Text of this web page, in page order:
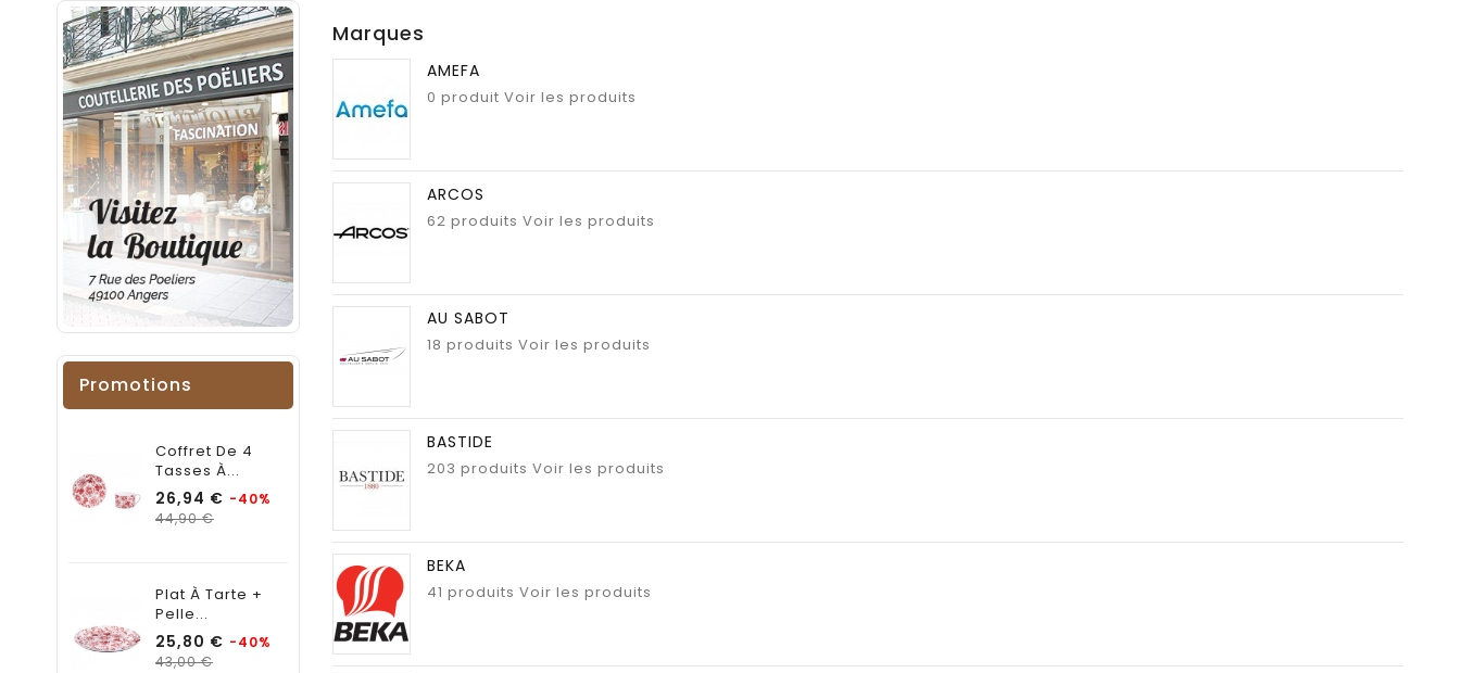
Promotions
Coffret De 4
Tasses À...
26,94 € Prix
-40%
44,90 €Prix
Plat À Tarte +
Pelle...
25,80 € Prix
-40%
43,00 €Prix
Marques
AMEFA
0 produit Voir les produits
ARCOS
62 produits Voir les produits
AU SABOT
18 produits Voir les produits
BASTIDE
203 produits Voir les produits
BEKA
41 produits Voir les produits